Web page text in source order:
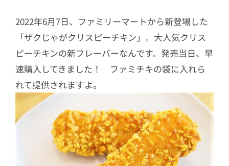
2022年6月7日、ファミリーマートから新登場した
「ザクじゃがクリスピーチキン」。大人気クリス
ピーチキンの新フレーバーなんです。発売当日、早
速購入してきました！ ファミチキの袋に入れら
れて提供されますよ。